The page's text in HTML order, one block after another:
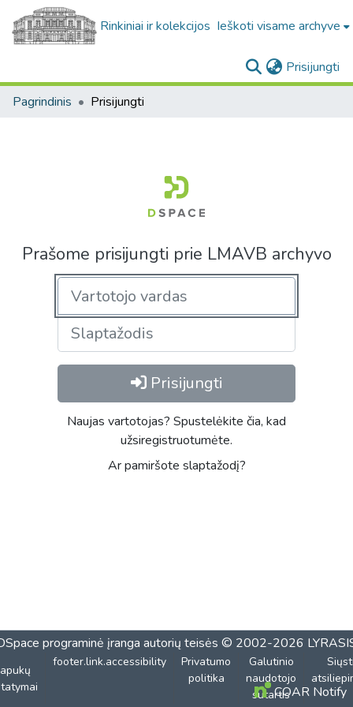
Rinkiniai ir kolekcijos Ieškoti visame archyve
Prisijungti
Pagrindinis Prisijungti
Prašome prisijungti prie LMAVB archyvo
Prisijungti
Naujas vartotojas? Spustelėkite čia, kad
užsiregistruotumėte.
Ar pamiršote slaptažodį?
programinė įranga autorių teisės © 2002-2026
footer.link.accessibility
Privatumo
politika
Galutinio
naudotojo
sutartisCOAR Notify